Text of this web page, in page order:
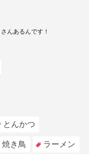
んあるんです！
とんかつ
焼き鳥 ラーメン